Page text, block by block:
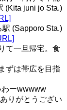
(Kita juni jo Sta.)
駅 (Sapporo Sta.)
て一旦帰宅。食
ずは帯広を目指
わーwwwww
りがとうござい